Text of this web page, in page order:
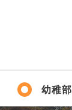
幼稚部